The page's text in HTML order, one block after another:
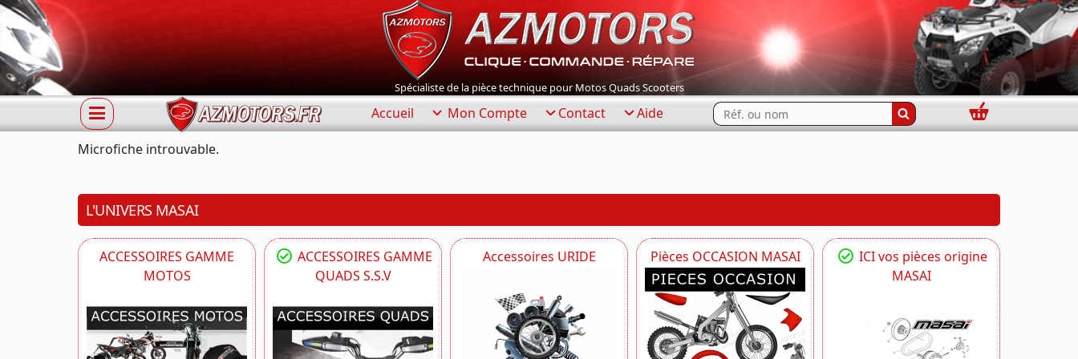
Spécialiste de la pièce technique pour Motos Quads Scooters
Accueil Mon Compte Contact Aide Rechercher... Panier
Microfiche introuvable.
L'UNIVERS MASAI
ACCESSOIRES GAMME
MOTOS
ACCESSOIRES GAMME
QUADS S.S.V
Accessoires URIDE Pièces OCCASION MASAI
ICI vos pièces origine
MASAI